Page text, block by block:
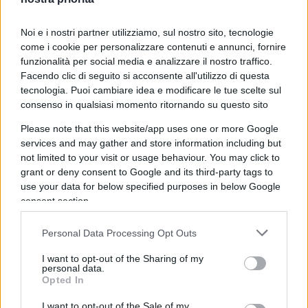
Noi e i nostri partner utilizziamo, sul nostro sito, tecnologie
come i cookie per personalizzare contenuti e annunci, fornire
funzionalità per social media e analizzare il nostro traffico.
Facendo clic di seguito si acconsente all'utilizzo di questa
tecnologia. Puoi cambiare idea e modificare le tue scelte sul
consenso in qualsiasi momento ritornando su questo sito
Please note that this website/app uses one or more Google
services and may gather and store information including but
not limited to your visit or usage behaviour. You may click to
grant or deny consent to Google and its third-party tags to
use your data for below specified purposes in below Google
consent section.
Personal Data Processing Opt Outs
I want to opt-out of the Sharing of my
personal data.
Opted In
temi più delicati. In questi anni abbiamo visto di
tutto. Oggi si sono alzati grandissimi strali
soprattutto da sinistra, dicendo che non si potrà
più parlare di sessualità o fare prevenzione contro
la violenza sulle donne, ma in realtà in fondo si
tratta solo di ribadire quanto in Costituzione è già
stabilito”. “Informare la famiglia è fondamentale.
Bisognerebbe ribadire un’alleanza forte tra scuola
e famiglia, senza lasciar fuori i genitori.Chiedere
alla famiglia ‘tu sei d’accordo se parlo di
a una funzione di responsabilità